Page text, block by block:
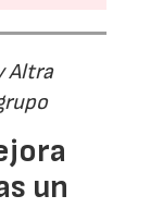
Altra
un